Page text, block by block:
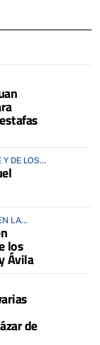
Y DE LOS
LA
los
Ávila
de